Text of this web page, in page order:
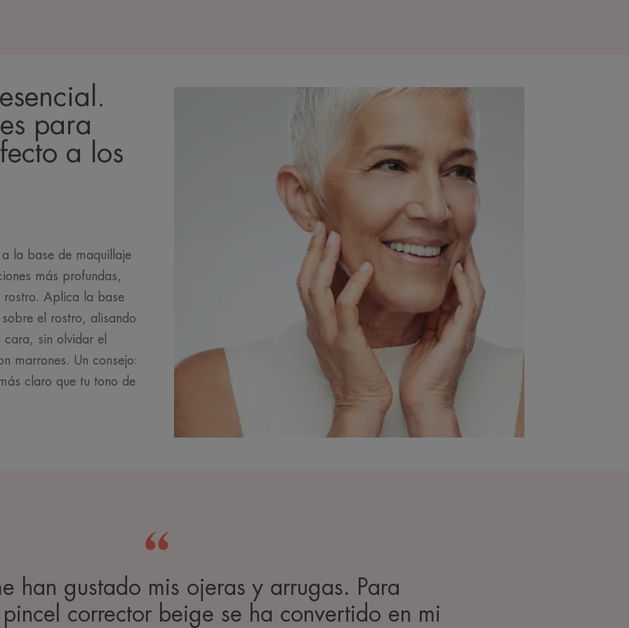
para
a los
la base de maquillaje
más profundas,
Aplica la base
el rostro, alisando
sin olvidar el
marrones. Un consejo:
claro que tu tono de
han gustado mis ojeras y arrugas. Para
corrector beige se ha convertido en mi